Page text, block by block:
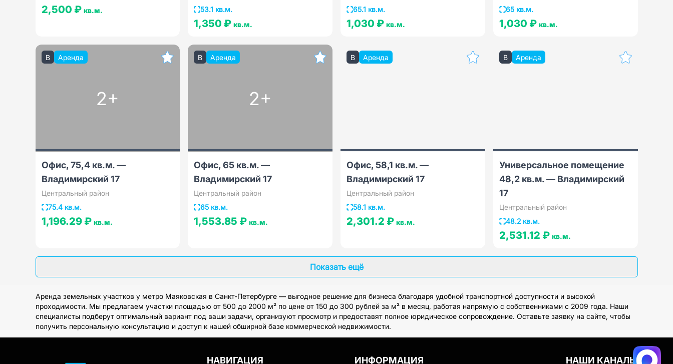
2,500 ₽ кв.м.
53.1 кв.м.
1,350 ₽кв.м.
65.1 кв.м.
1,030 ₽ кв.м.
65 кв.м.
1,030 ₽ кв.м.
B Аренда
2+
Офис, 75,4 кв.м. —
Владимирский 17
Центральный район
75.4 кв.м.
1,196.29 ₽ кв.м.
B Аренда
2+
Офис, 65 кв.м. —
Владимирский 17
Центральный район
65 кв.м.
1,553.85 ₽кв.м.
B Аренда
Офис, 58,1 кв.м. —
Владимирский 17
Центральный район
58.1 кв.м.
2,301.2 ₽ кв.м.
B Аренда
Универсальное помещение
48,2 кв.м. — Владимирский
17
Центральный район
48.2 кв.м.
2,531.12 ₽ кв.м.
Показать ещё
Аренда земельных участков у метро Маяковская в Санкт-Петербурге — выгодное решение для бизнеса благодаря удобной транспортной доступности и высокой
проходимости. Мы предлагаем участки площадью от 500 до 2000 м² по цене от 150 до 300 рублей за м² в месяц, работая напрямую с собственниками с 2009 года. Наши
специалисты подберут оптимальный вариант под ваши задачи, организуют просмотр и предоставят полное юридическое сопровождение. Оставьте заявку на сайте, чтобы
получить персональную консультацию и доступ к нашей обширной базе коммерческой недвижимости.
НАВИГАЦИЯ ИНФОРМАЦИЯ НАШИ КАНАЛЫ